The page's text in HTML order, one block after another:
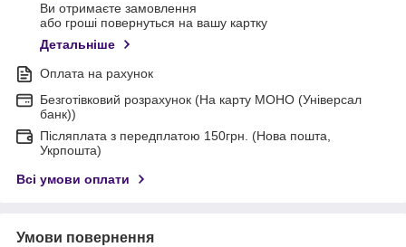
Ви отримаєте замовлення
або гроші повернуться на вашу картку
Детальніше
Оплата на рахунок
Безготівковий розрахунок (На карту МОНО (Універсал
банк))
Післяплата з передплатою 150грн. (Нова пошта,
Укрпошта)
Всі умови оплати
Умови повернення